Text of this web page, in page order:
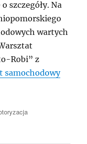
szczegóły. Na
wartych
Robi” z
samochodowy